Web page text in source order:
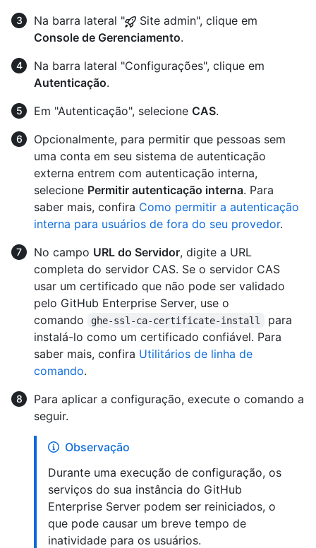
Na barra lateral "
Site admin", clique em
Console de Gerenciamento.
Na barra lateral "Configurações", clique em
Autenticação.
Em "Autenticação", selecione CAS.
Opcionalmente, para permitir que pessoas sem
uma conta em seu sistema de autenticação
externa entrem com autenticação interna,
selecione Permitir autenticação interna. Para
saber mais, confira Como permitir a autenticação
interna para usuários de fora do seu provedor.
No campo URL do Servidor, digite a URL
completa do servidor CAS. Se o servidor CAS
usar um certificado que não pode ser validado
pelo GitHub Enterprise Server, use o
comando
ghe-ssl-ca-certificate-install
para
instalá-lo como um certificado confiável. Para
saber mais, confira Utilitários de linha de
comando.
Para aplicar a configuração, execute o comando a
seguir.
Observação
Durante uma execução de configuração, os
serviços do sua instância do GitHub
Enterprise Server podem ser reiniciados, o
que pode causar um breve tempo de
inatividade para os usuários.